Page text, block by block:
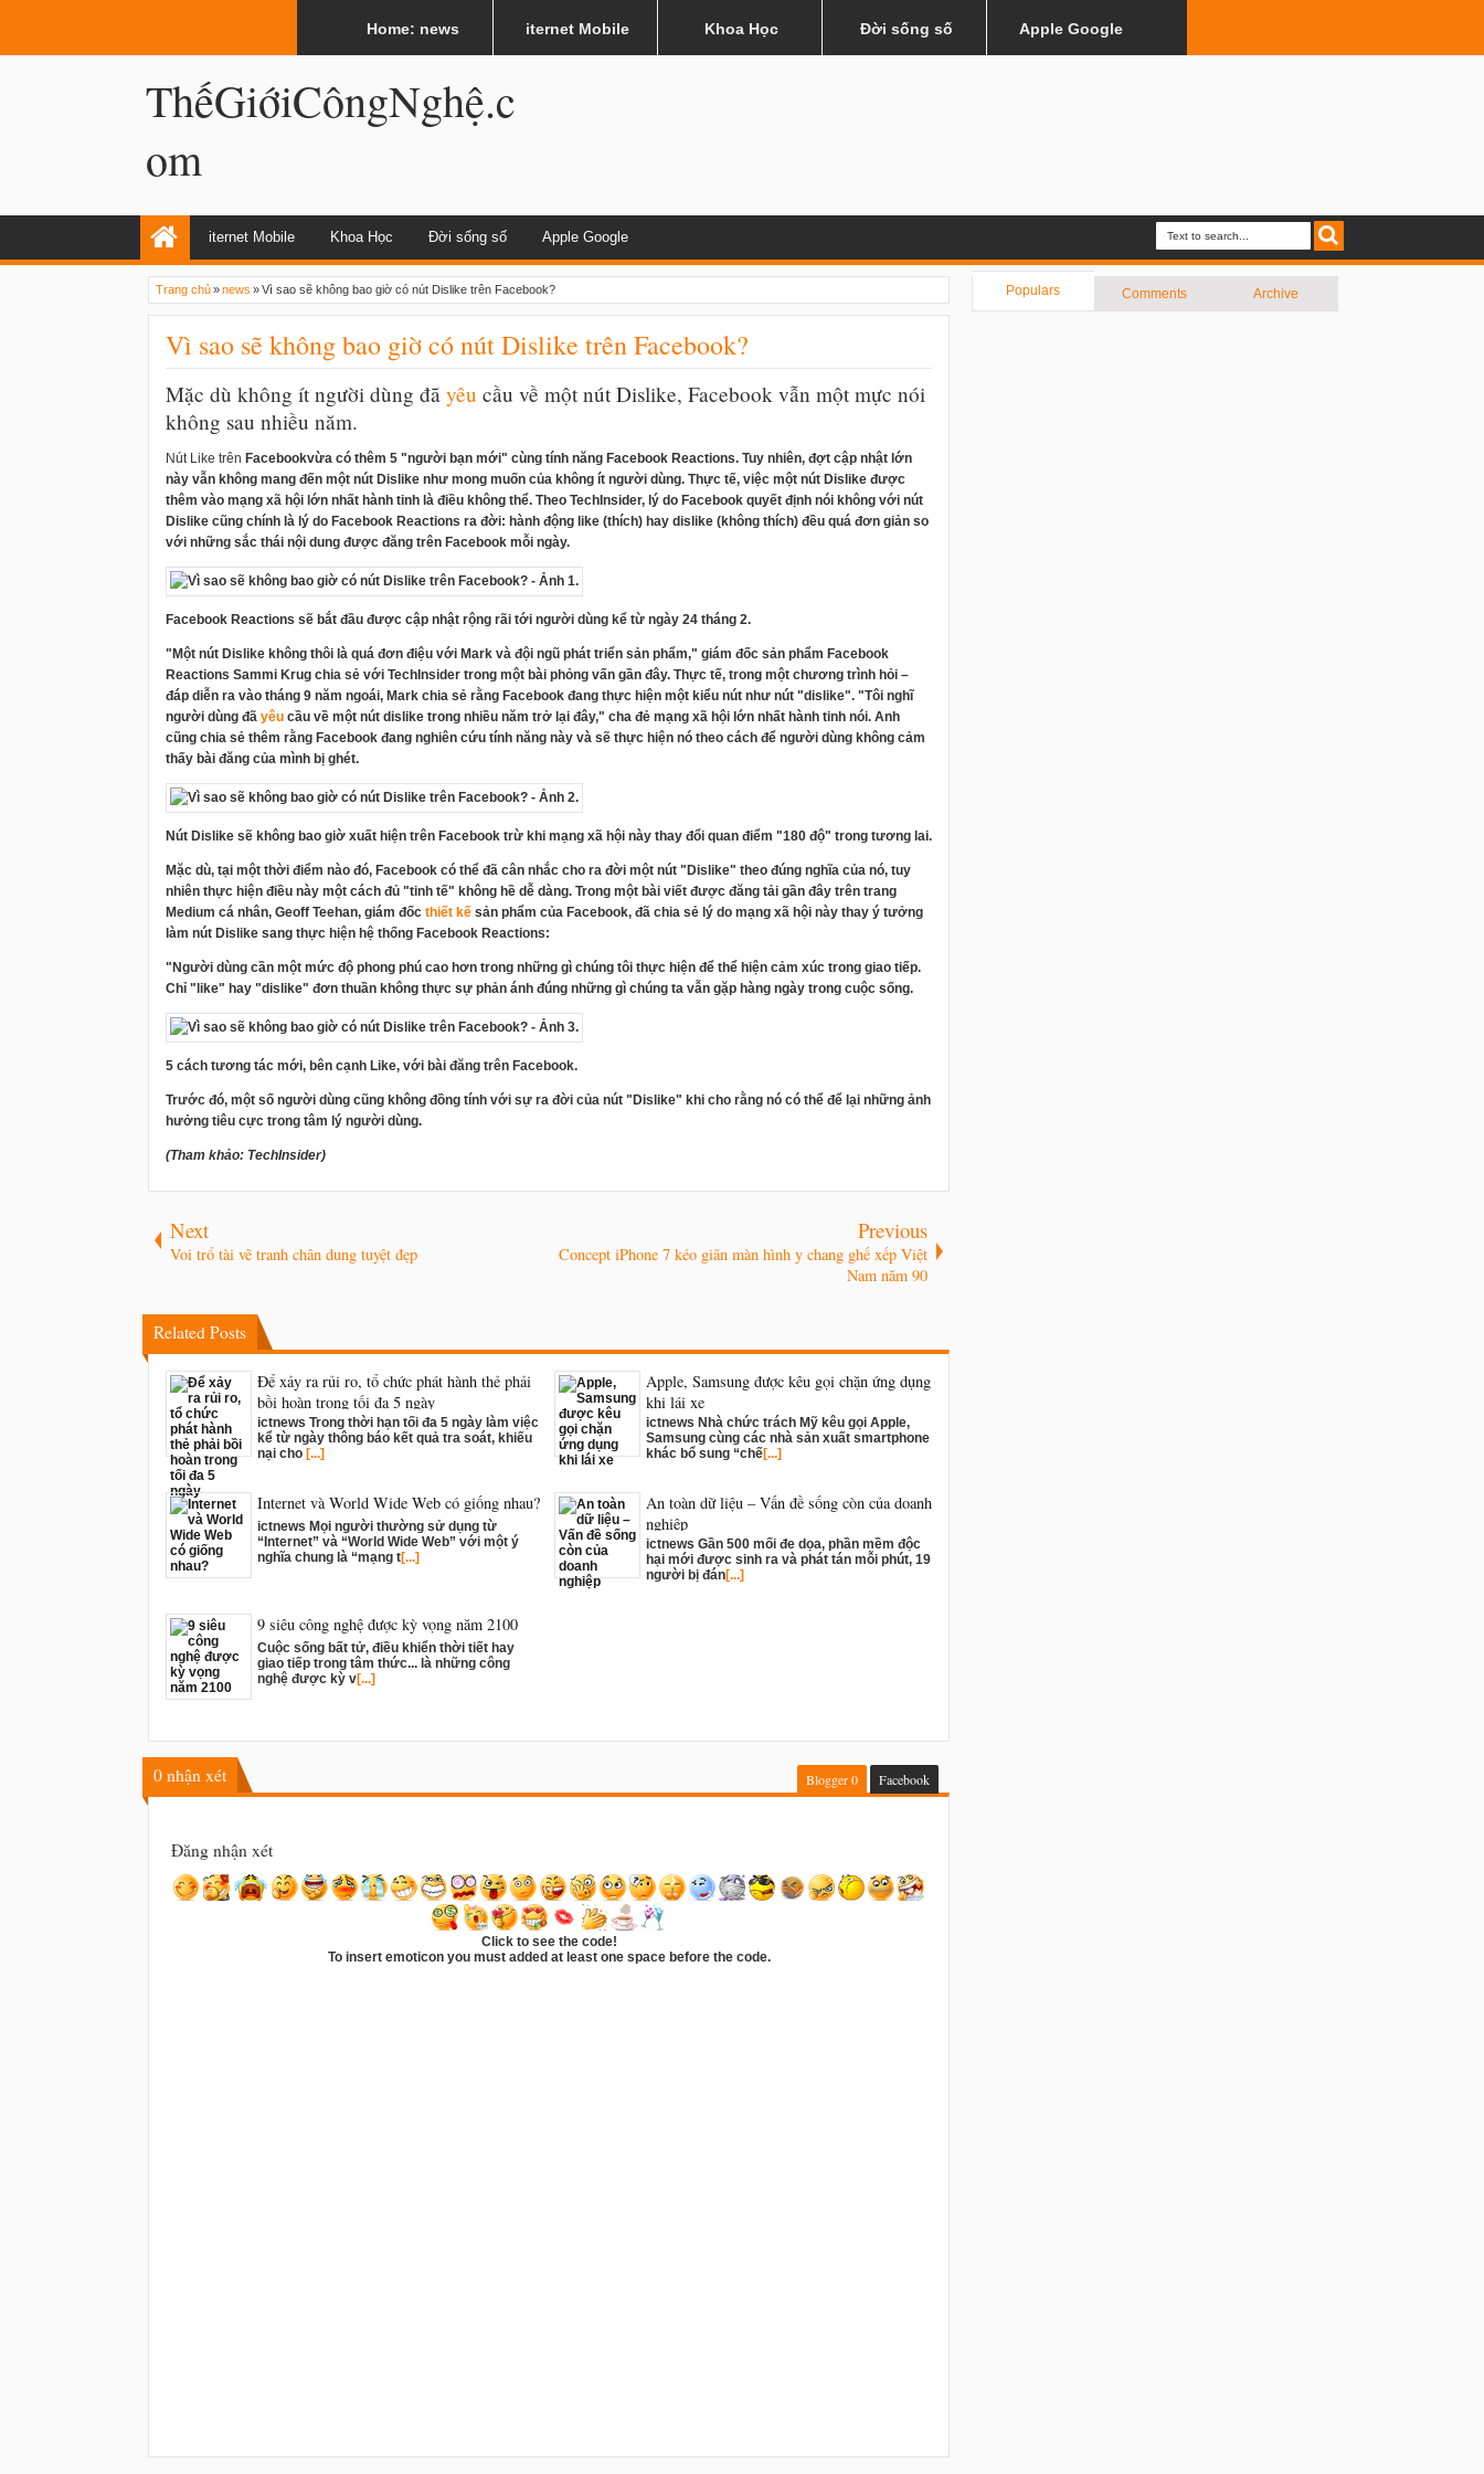
ThếGiớiCôngNghệ.c
om
iternet Mobile Khoa Học Đời sống số Apple Google
Populars Comments Archive
Trang chủ»news »Vì sao sẽ không bao giờ có nút Dislike trên Facebook?
Vì sao sẽ không bao giờ có nút Dislike trên Facebook?
Mặc dù không ít người dùng đã yêu cầu về một nút Dislike, Facebook vẫn một mực nói
không sau nhiều năm.
Nút Like trên Facebookvừa có thêm 5 "người bạn mới" cùng tính năng Facebook Reactions. Tuy nhiên, đợt cập nhật lớn
này vẫn không mang đến một nút Dislike như mong muốn của không ít người dùng. Thực tế, việc một nút Dislike được
thêm vào mạng xã hội lớn nhất hành tinh là điều không thể. Theo TechInsider, lý do Facebook quyết định nói không với nút
Dislike cũng chính là lý do Facebook Reactions ra đời: hành động like (thích) hay dislike (không thích) đều quá đơn giản so
với những sắc thái nội dung được đăng trên Facebook mỗi ngày.
Facebook Reactions sẽ bắt đầu được cập nhật rộng rãi tới người dùng kể từ ngày 24 tháng 2.
"Một nút Dislike không thôi là quá đơn điệu với Mark và đội ngũ phát triển sản phẩm," giám đốc sản phẩm Facebook
Reactions Sammi Krug chia sẻ với TechInsider trong một bài phỏng vấn gần đây. Thực tế, trong một chương trình hỏi –
đáp diễn ra vào tháng 9 năm ngoái, Mark chia sẻ rằng Facebook đang thực hiện một kiểu nút như nút "dislike". "Tôi nghĩ
người dùng đã yêu cầu về một nút dislike trong nhiều năm trở lại đây," cha đẻ mạng xã hội lớn nhất hành tinh nói. Anh
cũng chia sẻ thêm rằng Facebook đang nghiên cứu tính năng này và sẽ thực hiện nó theo cách để người dùng không cảm
thấy bài đăng của mình bị ghét.
Nút Dislike sẽ không bao giờ xuất hiện trên Facebook trừ khi mạng xã hội này thay đổi quan điểm "180 độ" trong tương lai.
Mặc dù, tại một thời điểm nào đó, Facebook có thể đã cân nhắc cho ra đời một nút "Dislike" theo đúng nghĩa của nó, tuy
nhiên thực hiện điều này một cách đủ "tinh tế" không hề dễ dàng. Trong một bài viết được đăng tải gần đây trên trang
Medium cá nhân, Geoff Teehan, giám đốc thiết kế sản phẩm của Facebook, đã chia sẻ lý do mạng xã hội này thay ý tưởng
làm nút Dislike sang thực hiện hệ thống Facebook Reactions:
"Người dùng cần một mức độ phong phú cao hơn trong những gì chúng tôi thực hiện để thể hiện cảm xúc trong giao tiếp.
Chỉ "like" hay "dislike" đơn thuần không thực sự phản ánh đúng những gì chúng ta vẫn gặp hàng ngày trong cuộc sống.
5 cách tương tác mới, bên cạnh Like, với bài đăng trên Facebook.
Trước đó, một số người dùng cũng không đồng tính với sự ra đời của nút "Dislike" khi cho rằng nó có thể để lại những ảnh
hưởng tiêu cực trong tâm lý người dùng.
(Tham khảo: TechInsider)
Next
Voi trổ tài vẽ tranh chân dung tuyệt đẹp
Previous
Concept iPhone 7 kéo giãn màn hình y chang ghế xếp Việt
Nam năm 90
Related Posts
Để xảy ra rủi ro, tổ chức phát hành thẻ phải
bồi hoàn trong tối đa 5 ngày
ictnews Trong thời hạn tối đa 5 ngày làm việc
kể từ ngày thông báo kết quả tra soát, khiếu
nại cho [...]
Apple, Samsung được kêu gọi chặn ứng dụng
khi lái xe
ictnews Nhà chức trách Mỹ kêu gọi Apple,
Samsung cùng các nhà sản xuất smartphone
khác bổ sung “chế[...]
Internet và World Wide Web có giống nhau?
ictnews Mọi người thường sử dụng từ
“Internet” và “World Wide Web” với một ý
nghĩa chung là “mạng t[...]
An toàn dữ liệu – Vấn đề sống còn của doanh
nghiệp
ictnews Gần 500 mối đe dọa, phần mềm độc
hại mới được sinh ra và phát tán mỗi phút, 19
người bị đán[...]
9 siêu công nghệ được kỳ vọng năm 2100
Cuộc sống bất tử, điều khiển thời tiết hay
giao tiếp trong tâm thức... là những công
nghệ được kỳ v[...]
0 nhận xét Blogger0 Facebook
Đăng nhận xét
Click to see the code!
To insert emoticon you must added at least one space before the code.
Home: news iternet Mobile Khoa Học Đời sống số Apple Google